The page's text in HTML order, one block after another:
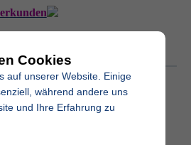
Cookies
auf unserer Website. Einige
während andere uns
und Ihre Erfahrung zu